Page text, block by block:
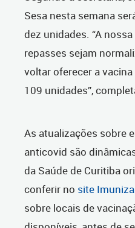
Sesa nesta semana
dez unidades. “A
repasses sejam
voltar oferecer a
109 unidades”,
As atualizações sobre
anticovid são
da Saúde de Curitiba
conferir no site
sobre locais de